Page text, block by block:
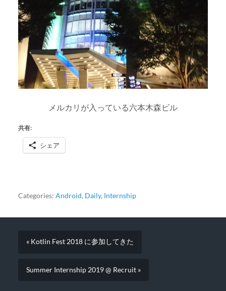
メルカリが入っている六本木森ビル
共有:
シェア
Categories: Android, Daily, Internship
« Kotlin Fest 2018 に参加してきた
Summer Internship 2019 @ Recruit »